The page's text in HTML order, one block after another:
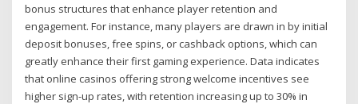
bonus structures that enhance player retention and
engagement. For instance, many players are drawn in by initial
deposit bonuses, free spins, or cashback options, which can
greatly enhance their first gaming experience. Data indicates
that online casinos offering strong welcome incentives see
higher sign-up rates, with retention increasing up to 30% in